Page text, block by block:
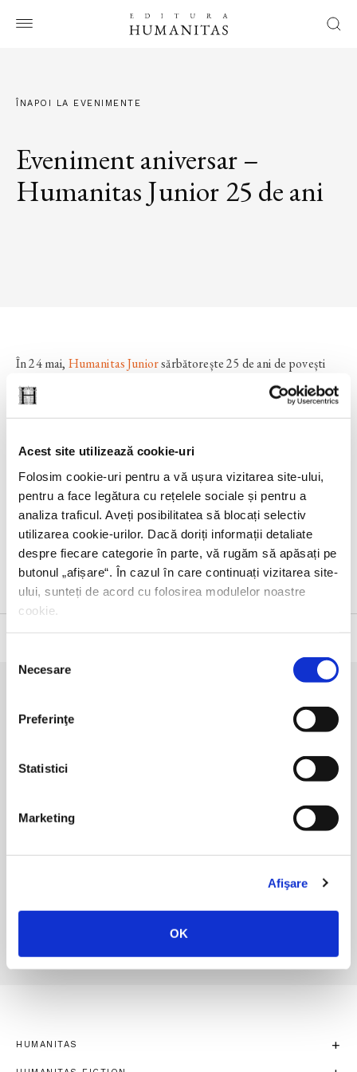
Acest site utilizează cookie-uri
Folosim cookie-uri pentru a vă ușura vizitarea site-ului,
pentru a face legătura cu rețelele sociale și pentru a
analiza traficul. Aveți posibilitatea să blocați selectiv
utilizarea cookie-urilor. Dacă doriți informații detaliate
despre fiecare categorie în parte, vă rugăm să apăsați pe
butonul „ afișare“. În cazul în care continuați vizitarea site-
ului, sunteți de acord cu folosirea modulelor noastre
cookie.
consimțământului
Necesare
Preferinţe
Statistici
Marketing
Afişare
OK
ÎNAPOI LA EVENIMENTE
Eveniment aniversar –
Humanitas Junior 25 de ani
În 24 mai, Humanitas Juniorsărbătorește 25 de ani de povești
care au crescut generații de copii, le-au aprins imaginația și
curiozitatea, și i-au însoțit în aventura descoperirii lumii.
așteptăm duminică, 24 mai, de la ora 12.00, la Librăria
Humanitas de la Cișmigiu, la o întâlnire extraordinară cu doi
invitați speciali: Ioana Pârvulescu și Mircea Cărtărescu. Gazda
evenimentului va fi Lidia Bodea.
Accesul este liber, în limita locurilor disponibile, prinrezervare
pe platforma Eventbook.
Editura Humanitas pe Social
HUMANITAS